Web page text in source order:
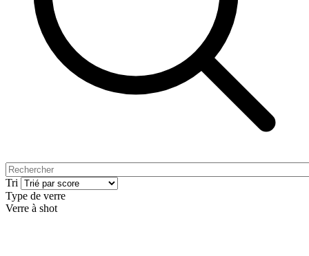
Tri
Type de verre
Verre à shot